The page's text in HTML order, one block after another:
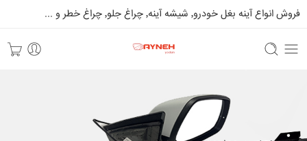
فروش انواع آینه بغل خودرو٬ شیشه آینه٬ چراغ جلو٬ چراغ خطر و ...